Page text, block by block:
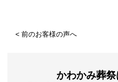
<前のお客様の声へ
かわかみ葬